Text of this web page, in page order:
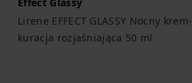
Lirene EFFECT GLASSY Nocny krem-
kuracja rozjaśniająca 50 ml